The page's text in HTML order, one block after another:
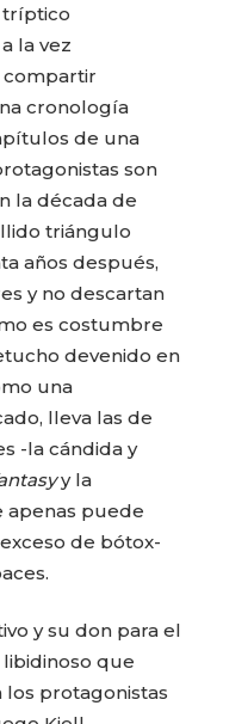
tríptico
la vez
cronología
de una
son
la década de
triángulo
años después,
y no descartan
es costumbre
devenido en
una
lleva las de
-la cándida y
y la
apenas puede
de bótox-
y su don para el
que
los protagonistas